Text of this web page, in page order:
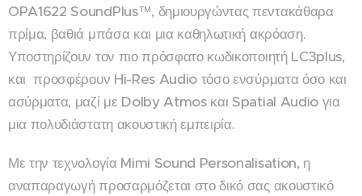
OPA1622 SoundPlus™, δημιουργώντας πεντακάθαρα
πρίμα, βαθιά μπάσα και μια καθηλωτική ακρόαση.
Υποστηρίζουν τον πιο πρόσφατο κωδικοποιητή LC3plus,
και προσφέρουν Hi-Res Audio τόσο ενσύρματα όσο και
ασύρματα, μαζί με Dolby Atmos και Spatial Audio για
μια πολυδιάστατη ακουστική εμπειρία.
Με την τεχνολογία Mimi Sound Personalisation, η
αναπαραγωγή προσαρμόζεται στο δικό σας ακουστικό